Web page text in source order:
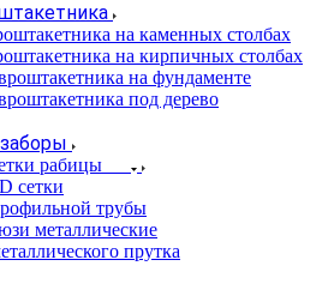
на каменных столбах
на кирпичных столбах
на фундаменте
под дерево
рабицы
сетки
трубы
металлические
прутка